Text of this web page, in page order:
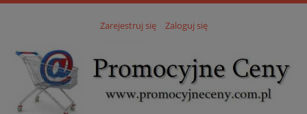
Zarejestruj się Zaloguj się